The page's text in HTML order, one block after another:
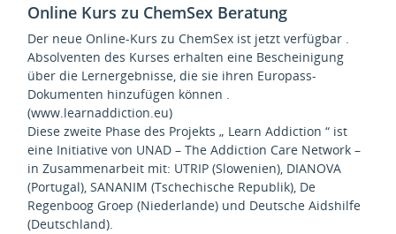
Online Kurs zu ChemSex Beratung
Der neue Online-Kurs zu ChemSex ist jetzt verfügbar .
Absolventen des Kurses erhalten eine Bescheinigung
über die Lernergebnisse, die sie ihren Europass-
Dokumenten hinzufügen können .
(www.learnaddiction.eu)
Diese zweite Phase des Projekts „ Learn Addiction “ ist
eine Initiative von UNAD – The Addiction Care Network –
in Zusammenarbeit mit: UTRIP (Slowenien), DIANOVA
(Portugal), SANANIM (Tschechische Republik), De
Regenboog Groep (Niederlande) und Deutsche Aidshilfe
(Deutschland).